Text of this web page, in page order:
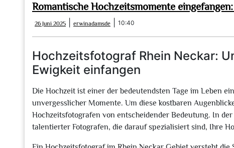
Romantische Hochzeitsmomente
26 Juni 2025
Juni
2025
erwinadamsde erwinadamsde
10:40
Hochzeitsfotograf Rhein Neckar:
Ewigkeit einfangen
Die Hochzeit ist einer der bedeutendsten Tage im Leben
unvergesslicher Momente. Um diese kostbaren
Hochzeitsfotografen von entscheidender Bedeutung. In
talentierter Fotografen, die darauf spezialisiert sind, Ihre